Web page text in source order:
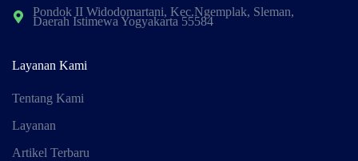
Pondok II Widodomartani, Kec.Ngemplak, Sleman,
Daerah Istimewa Yogyakarta 55584
Layanan Kami
Tentang Kami
Layanan
Artikel Terbaru